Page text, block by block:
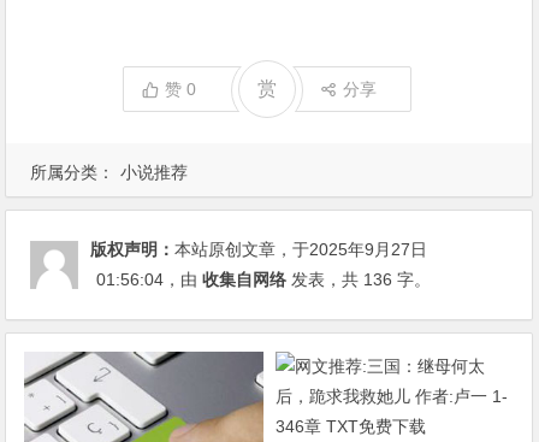
所属分类： 小说推荐
赞0 赏 分享
版权声明：本站原创文章，于2025年9月27日
01:56:04 ，由收集自网络 发表，共 136 字。